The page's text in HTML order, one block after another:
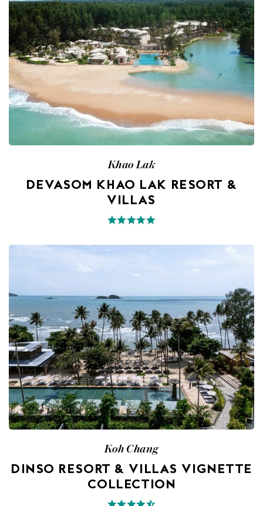
Khao Lak
DEVASOM KHAO LAK RESORT &
VILLAS
Koh Chang
DINSO RESORT & VILLAS VIGNETTE
COLLECTION